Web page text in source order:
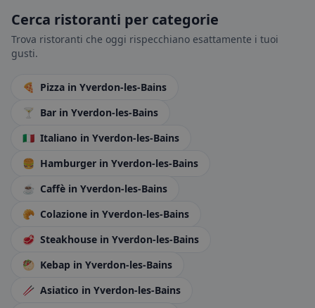
Cerca ristoranti per categorie
Trova ristoranti che oggi rispecchiano esattamente i tuoi
gusti.
🍕 Pizza in Yverdon-les-Bains
🍸 Bar in Yverdon-les-Bains
🇮🇹 Italiano in Yverdon-les-Bains
🍔 Hamburger in Yverdon-les-Bains
☕ Caffè in Yverdon-les-Bains
🥐 Colazione in Yverdon-les-Bains
🥩 Steakhouse in Yverdon-les-Bains
🥙 Kebap in Yverdon-les-Bains
🥢 Asiatico in Yverdon-les-Bains